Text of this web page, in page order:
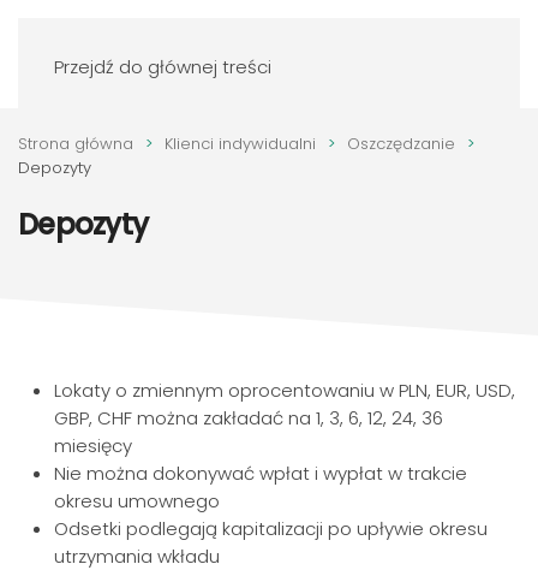
Przejdź do głównej treści
Strona główna Klienci indywidualni
Oszczędzanie
Depozyty
Depozyty
Lokaty o zmiennym oprocentowaniu w PLN, EUR, USD,
GBP, CHF można zakładać na 1, 3, 6, 12, 24, 36
miesięcy
Nie można dokonywać wpłat i wypłat w trakcie
okresu umownego
Odsetki podlegają kapitalizacji po upływie okresu
utrzymania wkładu